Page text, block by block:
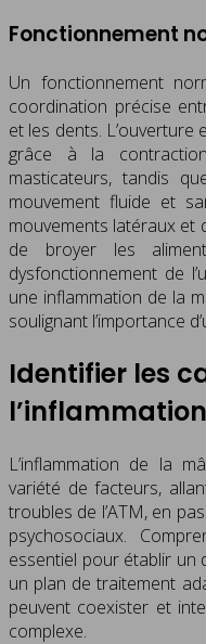
Fonctionnement
Un fonctionnement
coordination précise
et les dents.
grâce à la
masticateurs, tandis
mouvement fluide et
mouvements latéraux
de broyer les
dysfonctionnement de
une inflammation de la
soulignant l’importance
Identifier les
L’inflammation de la
variété de facteurs,
troubles de l’ATM, en
psychosociaux.
essentiel pour établir un
un plan de traitement
peuvent coexister et
complexe.